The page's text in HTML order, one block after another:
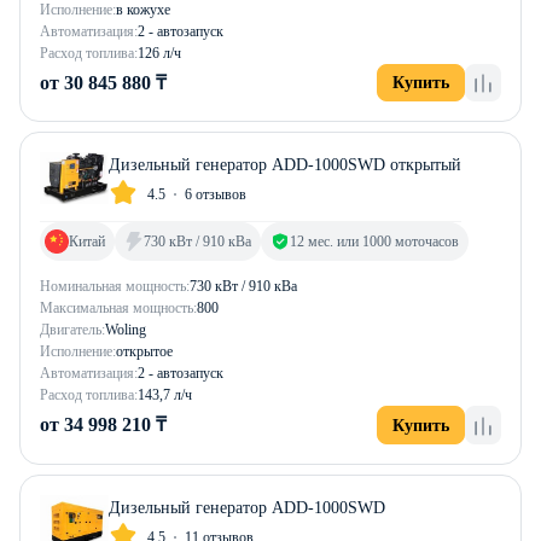
Исполнение:в кожухе
Автоматизация:2 - автозапуск
Расход топлива:126 л/ч
от 30 845 880 ₸ Купить
Дизельный генератор ADD-1000SWD открытый
4.5 6 отзывов
Номинальная мощность:730 кВт / 910 кВа
Максимальная мощность:800
Двигатель:Woling
Исполнение:открытое
Автоматизация:2 - автозапуск
Расход топлива:143,7 л/ч
Китай 730 кВт / 910 кВа 12 мес. или 1000 моточасов
от 34 998 210 ₸ Купить
Дизельный генератор ADD-1000SWD